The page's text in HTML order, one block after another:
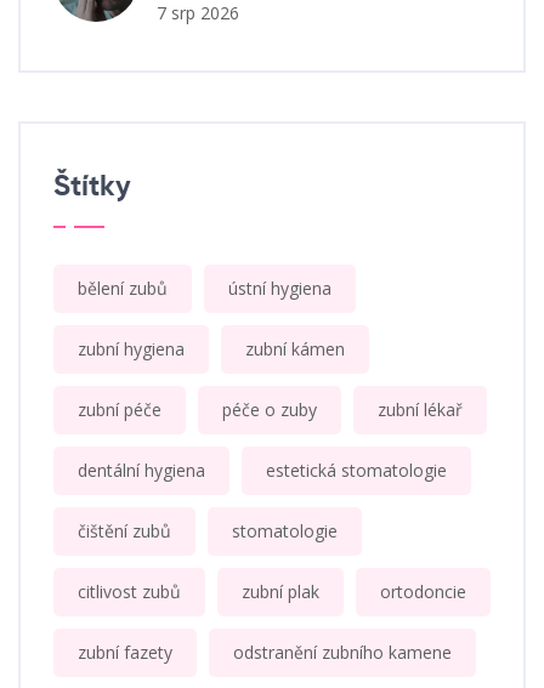
7 srp 2026
Štítky
bělení zubů ústní hygiena
zubní hygiena zubní kámen
zubní péče péče o zuby zubní lékař
dentální hygiena estetická stomatologie
čištění zubů stomatologie
citlivost zubů zubní plak ortodoncie
zubní fazety odstranění zubního kamene